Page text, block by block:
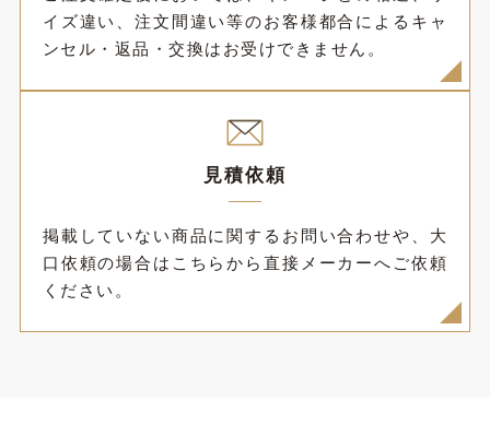
イズ違い、注文間違い等のお客様都合によるキャ
ンセル・返品・交換はお受けできません。
見積依頼
掲載していない商品に関するお問い合わせや、大
口依頼の場合はこちらから直接メーカーへご依頼
ください。